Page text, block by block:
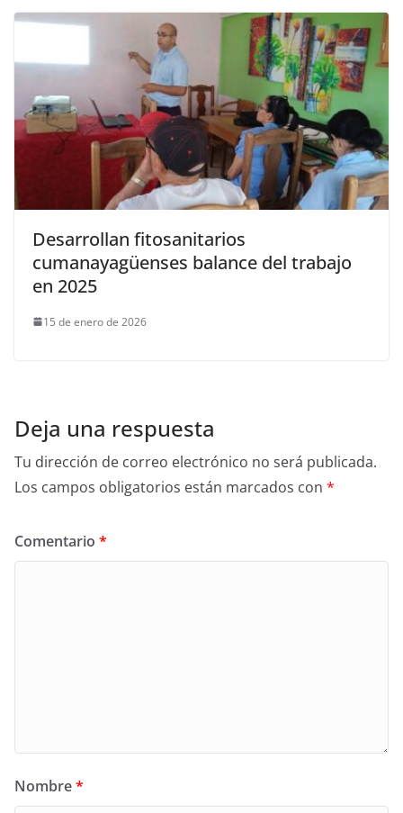
Desarrollan fitosanitarios
cumanayagüenses balance del trabajo
en 2025
15 de enero de 2026
Deja una respuesta
Tu dirección de correo electrónico no será publicada.
Los campos obligatorios están marcados con *
Comentario *
Nombre*